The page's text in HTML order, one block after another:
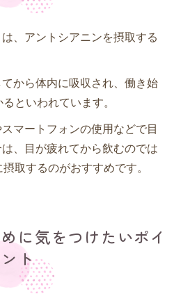
、アントシアニンを摂取する
から体内に吸収され、働き始
といわれています。
マートフォンの使用などで目
、目が疲れてから飲むのでは
摂取するのがおすすめです。
に気をつけたいポイ
ント